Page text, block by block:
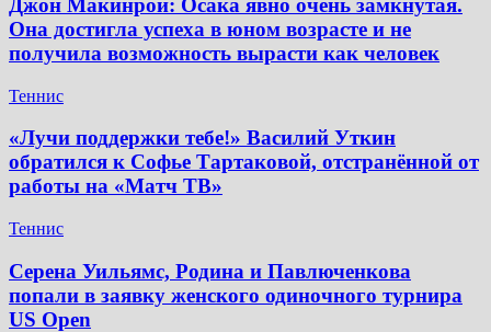
Джон Макинрой: Осака явно очень замкнутая.
Она достигла успеха в юном возрасте и не
получила возможность вырасти как человек
Теннис
«Лучи поддержки тебе!» Василий Уткин
обратился к Софье Тартаковой, отстранённой от
работы на «Матч ТВ»
Теннис
Серена Уильямс, Родина и Павлюченкова
попали в заявку женского одиночного турнира
US Open